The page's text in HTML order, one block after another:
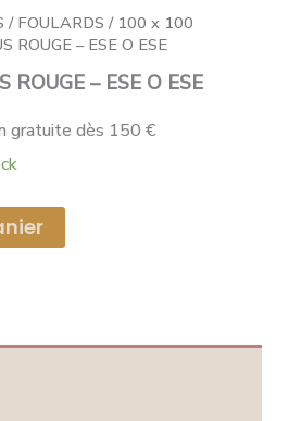
/ FOULARDS / 100 x 100
ROUGE – ESE O ESE
ROUGE – ESE O ESE
gratuite dès 150 €